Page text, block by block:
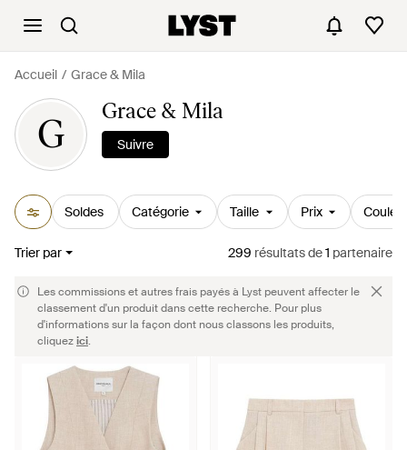
Accueil Grace & Mila
G
Grace & Mila
Suivre
Soldes Catégorie Taille Prix
Trier par 299 résultatsde1 partenaire
Les commissions et autres frais payés à Lyst peuvent affecter le
classement d'un produit dans cette recherche. Pour plus
d'informations sur la façon dont nous classons les produits,
cliquezici.